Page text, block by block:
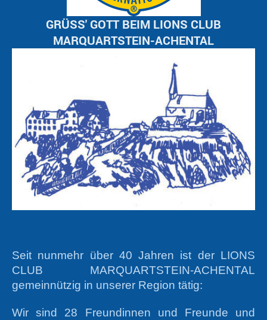
GRÜSS' GOTT BEIM LIONS CLUB
MARQUARTSTEIN-ACHENTAL
Seit nunmehr über 40 Jahren ist der LIONS
CLUB MARQUARTSTEIN-ACHENTAL
gemeinnützig in unserer Region tätig:
Wir sind 28 Freundinnen und Freunde und